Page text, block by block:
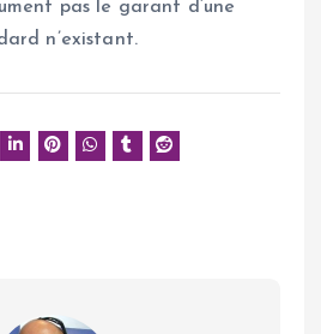
pas le garant d’une
n’existant.